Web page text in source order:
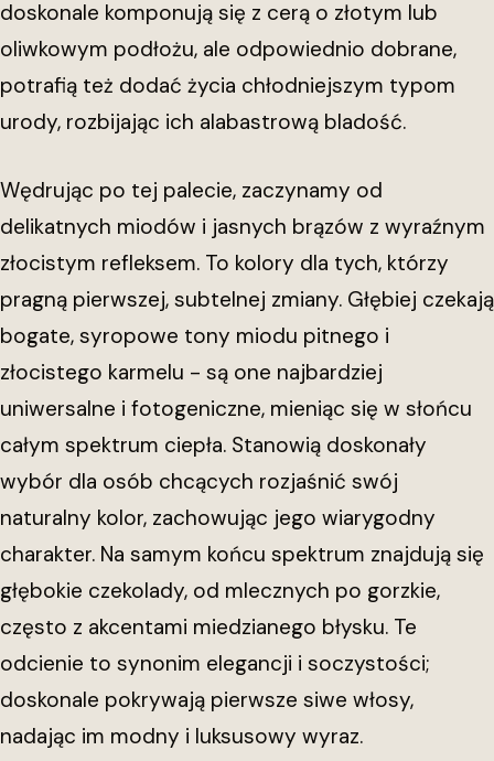
doskonale komponują się z cerą o złotym lub
oliwkowym podłożu, ale odpowiednio dobrane,
potrafią też dodać życia chłodniejszym typom
urody, rozbijając ich alabastrową bladość.
Wędrując po tej palecie, zaczynamy od
delikatnych miodów i jasnych brązów z wyraźnym
złocistym refleksem. To kolory dla tych, którzy
pragną pierwszej, subtelnej zmiany. Głębiej czekają
bogate, syropowe tony miodu pitnego i
złocistego karmelu - są one najbardziej
uniwersalne i fotogeniczne, mieniąc się w słońcu
całym spektrum ciepła. Stanowią doskonały
wybór dla osób chcących rozjaśnić swój
naturalny kolor, zachowując jego wiarygodny
charakter. Na samym końcu spektrum znajdują się
głębokie czekolady, od mlecznych po gorzkie,
często z akcentami miedzianego błysku. Te
odcienie to synonim elegancji i soczystości;
doskonale pokrywają pierwsze siwe włosy,
nadając im modny i luksusowy wyraz.